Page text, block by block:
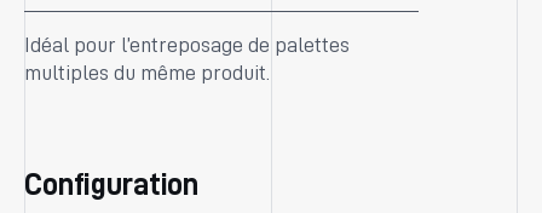
Idéal pour l’entreposage de palettes
multiples du même produit.
Configuration